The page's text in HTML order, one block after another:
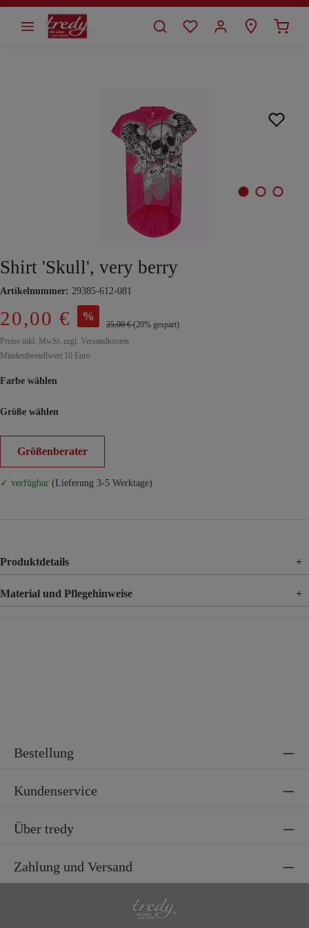
springen
Shirt 'Skull', very berry
Artikelnummer: 29385-612-081
20,00 € %
25,00 €(20% gespart)
Preise inkl. MwSt. zzgl. Versandkosten
Mindestbestellwert 10 Euro
Farbe wählen
Größe wählen
Größenberater
✓ verfügbar (Lieferung 3-5 Werktage)
Produktdetails +
Material und Pflegehinweise +
Bestellung
Kundenservice
Über tredy
Zahlung und Versand